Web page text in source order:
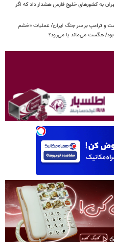
به کشورهای خلیج فارس هشدار داد که اگر
و ترامپ بر سر جنگ ایران/ عملیات «خشم
بود/ هگست می‌ماند یا می‌رود؟